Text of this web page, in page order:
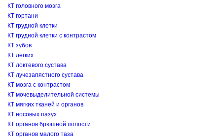
КТ головного мозга
КТ гортани
КТ грудной клетки
КТ грудной клетки с контрастом
КТ зубов
КТ легких
КТ локтевого сустава
КТ лучезапястного сустава
КТ мозга с контрастом
КТ мочевыделительной системы
КТ мягких тканей и органов
КТ носовых пазух
КТ органов брюшной полости
КТ органов малого таза